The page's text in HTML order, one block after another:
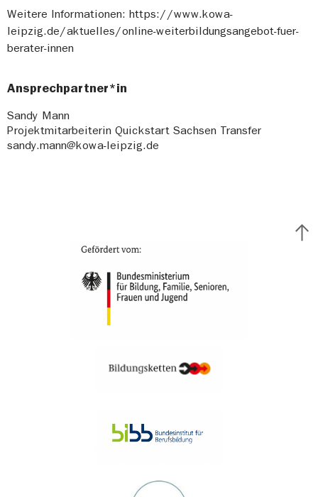
Weitere Informationen: https://www.kowa-
leipzig.de/aktuelles/online-weiterbildungsangebot-fuer-
berater-innen
Ansprechpartner*in
Sandy Mann
Projektmitarbeiterin Quickstart Sachsen Transfer
sandy.mann@kowa-leipzig.de